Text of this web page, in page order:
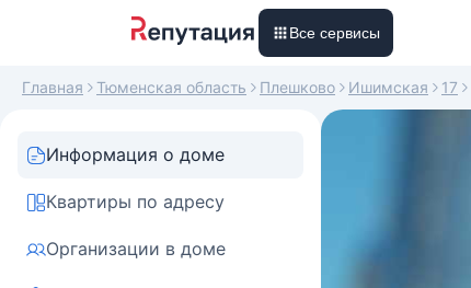
Все сервисы
Главная Тюменская область Плешково Ишимская 17
Информация о доме
Квартиры по адресу
Организации в доме